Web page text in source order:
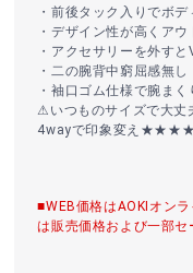
・前後タック入りでボ
・デザイン性が高くア
・アクセサリーを外す
・二の腕背中窮屈感無し
・袖口ゴム仕様で腕ま
⚠︎いつものサイズで大丈
4wayで印象変え
■WEB価格はAOKIオン
は販売価格および一部セ